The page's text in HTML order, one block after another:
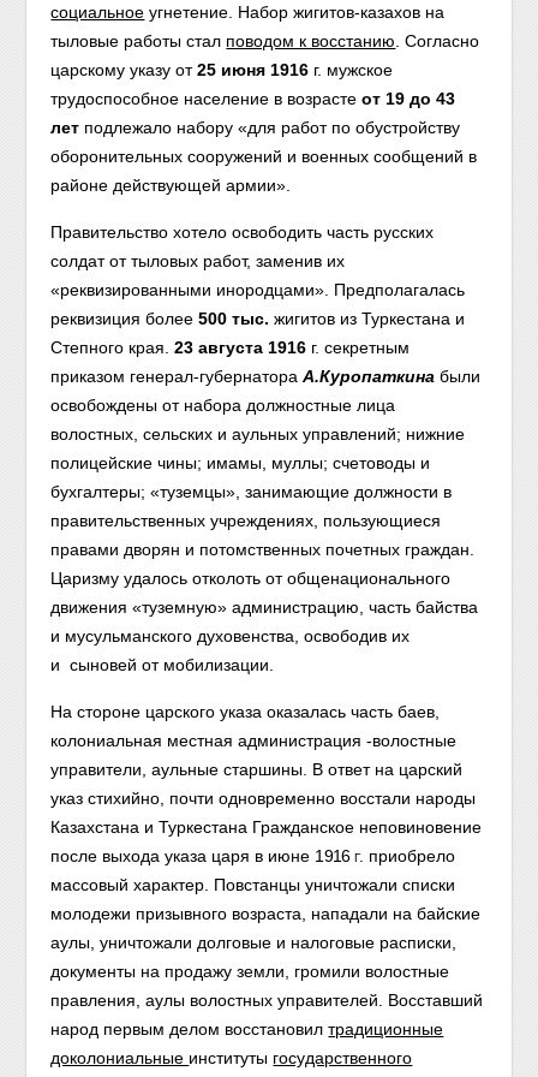
социальное угнетение. Набор жигитов-казахов на
тыловые работы стал поводом к восстанию . Согласно
царскому указу от25 июня 1916 г. мужское
трудоспособное население в возрастеот 19 до 43
лет подлежало набору «для работ по обустройству
оборонительных сооружений и военных сообщений в
районе действующей армии».
Правительство хотело освободить часть русских
солдат от тыловых работ, заменив их
«реквизированными инородцами». Предполагалась
реквизиция более500 тыс.жигитов из Туркестана и
Степного края.23 августа 1916 г. секретным
приказом генерал-губернатораА.Куропаткина были
освобождены от набора должностные лица
волостных, сельских и аульных управлений; нижние
полицейские чины; имамы, муллы; счетоводы и
бухгалтеры; «туземцы», занимающие должности в
правительственных учреждениях, пользующиеся
правами дворян и потомственных почетных граждан.
Царизму удалось отколоть от общенационального
движения «туземную» администрацию, часть байства
и мусульманского духовенства, освободив их
и сыновей от мобилизации.
На стороне царского указа оказалась часть баев,
колониальная местная администрация -волостные
управители, аульные старшины. В ответ на царский
указ стихийно, почти одновременно восстали народы
Казахстана и Туркестана Гражданское неповиновение
после выхода указа царя в июне 1916 г. приобрело
массовый характер. Повстанцы уничтожали списки
молодежи призывного возраста, нападали на байские
аулы, уничтожали долговые и налоговые расписки,
документы на продажу земли, громили волостные
правления, аулы волостных управителей. Восставший
народ первым делом восстановилтрадиционные
доколониальные институты государственного